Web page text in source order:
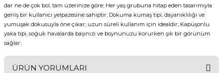
dar ne de çok bol, tam üzerinize göre; Her yaş grubuna hitap eden tasarımıyla
geniş bir kullanıcı yelpazesine sahiptir; Dokuma kumaş tipi, dayanıklılığı ve
yumuşak dokusuyla öne çıkar; uzun süreli kullanım için idealdir; Kapüşonlu
yaka tipi, soğuk havalarda başınızı ve boynunuzu korurken şık bir görünüm
sağlar;
ÜRÜN YORUMLARI